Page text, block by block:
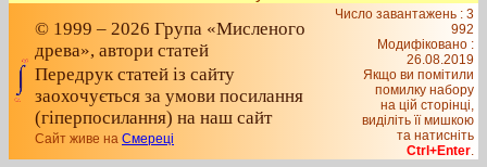
© 1999 – 2026 Група «Мисленого
древа», автори статей
Передрук статей із сайту
заохочується за умови посилання
(гіперпосилання) на наш сайт
Сайт живе на Смереці
Число завантажень : 3
992
Модифіковано :
26.08.2019
Якщо ви помітили
помилку набору
на цiй сторiнцi,
видiлiть її мишкою
та натисніть
Ctrl+Enter.